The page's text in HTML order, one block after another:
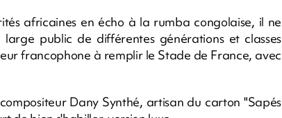
africaines en écho à la rumba congolaise, il ne
public de différentes générations et classes
francophone à remplir le Stade de France, avec
Dany Synthé, artisan du carton "Sapés